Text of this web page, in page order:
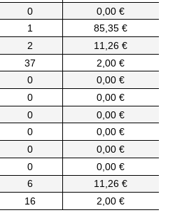
0
0,00 €
1
85,35 €
2
11,26 €
37
2,00 €
0
0,00 €
0
0,00 €
0
0,00 €
0
0,00 €
0
0,00 €
0
0,00 €
6
11,26 €
16 2,00 €